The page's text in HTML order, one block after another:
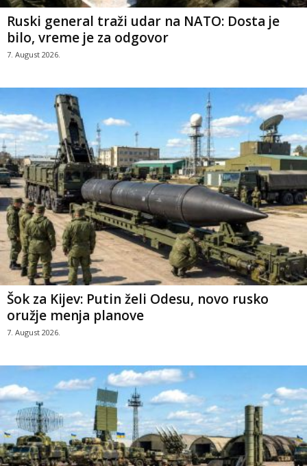
Ruski general traži udar na NATO: Dosta je
bilo, vreme je za odgovor
7. August 2026.
Šok za Kijev: Putin želi Odesu, novo rusko
oružje menja planove
7. August 2026.